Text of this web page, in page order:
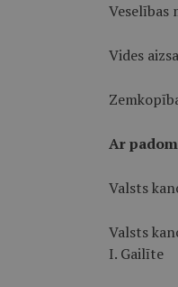
Veselības
Vides
Ar
Valsts
Valsts
I. Gailīte